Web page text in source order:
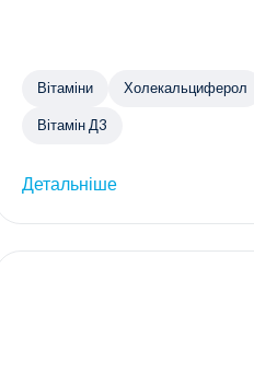
Вітаміни Холекальциферол
Вітамін Д3
Детальніше